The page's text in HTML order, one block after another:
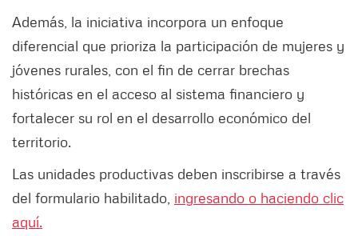
Además, la iniciativa incorpora un enfoque
diferencial que prioriza la participación de mujeres y
jóvenes rurales, con el fin de cerrar brechas
históricas en el acceso al sistema financiero y
fortalecer su rol en el desarrollo económico del
territorio.
Las unidades productivas deben inscribirse a través
del formulario habilitado, ingresando o haciendo clic
aquí.